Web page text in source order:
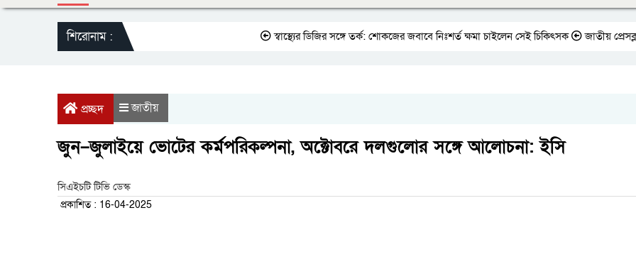
শিরোনাম : স্বাস্থ্যের ডিজির সঙ্গে তর্ক: শোকজের জবাবে নিঃশর্ত ক্ষমা চাইলেন সেই চিকিৎসক জাতীয়
প্রচ্ছদ জাতীয়
জুন–জুলাইয়ে ভোটের কর্মপরিকল্পনা, অক্টোবরে দলগুলোর সঙ্গে আলোচনা: ইসি
সিএইচটি টিভি ডেস্ক
প্রকাশিত : 16-04-2025